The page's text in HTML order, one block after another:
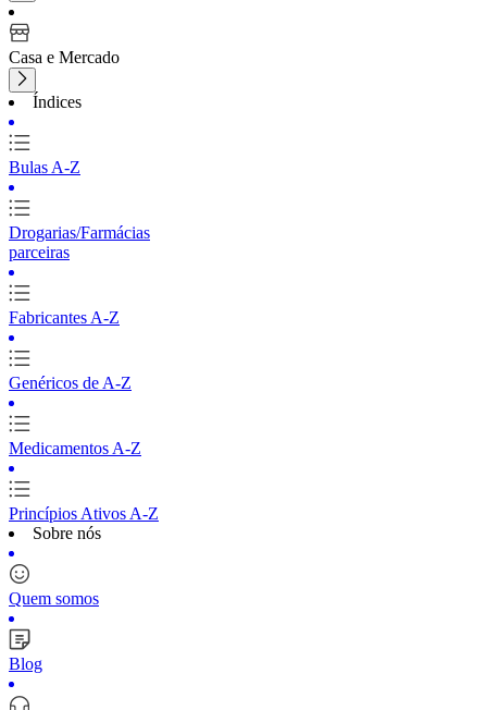
Casa e Mercado
Índices
Bulas A-Z
Drogarias/Farmácias
parceiras
Fabricantes A-Z
Genéricos de A-Z
Medicamentos A-Z
Princípios Ativos A-Z
Sobre nós
Quem somos
Blog